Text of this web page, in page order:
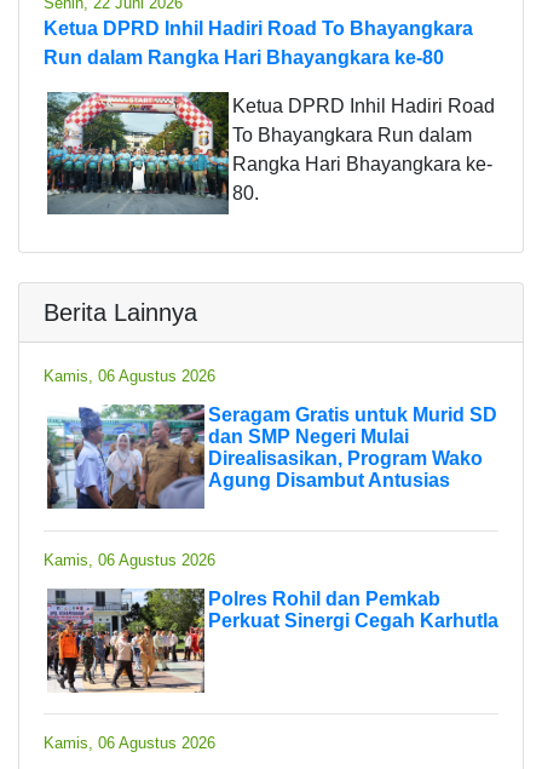
Ketua DPRD Inhil Hadiri Road To Bhayangkara
Run dalam Rangka Hari Bhayangkara ke-80
Ketua DPRD Inhil Hadiri Road
To Bhayangkara Run dalam
Rangka Hari Bhayangkara ke-
80.
Berita Lainnya
Kamis, 06 Agustus 2026
Seragam Gratis untuk Murid SD
dan SMP Negeri Mulai
Direalisasikan, Program Wako
Agung Disambut Antusias
Kamis, 06 Agustus 2026
Polres Rohil dan Pemkab
Perkuat Sinergi Cegah Karhutla
Kamis, 06 Agustus 2026